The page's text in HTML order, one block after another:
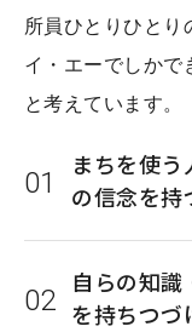
所員ひとりひとり
イ・エーでしかで
と考えています。
まちを使
の信念を持
自らの知
を持ちつづ